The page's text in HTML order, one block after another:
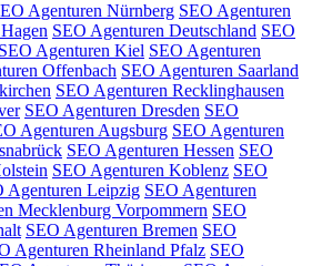
Agenturen Nürnberg SEO Agenturen
SEO Agenturen Deutschland SEO
SEO Agenturen Kiel SEO Agenturen
Offenbach SEO Agenturen Saarland
SEO Agenturen Recklinghausen
SEO Agenturen Dresden SEO
Agenturen Augsburg SEO Agenturen
SEO Agenturen Hessen SEO
SEO Agenturen Koblenz SEO
Agenturen Leipzig SEO Agenturen
Mecklenburg Vorpommern SEO
SEO Agenturen Bremen SEO
Agenturen Rheinland Pfalz SEO